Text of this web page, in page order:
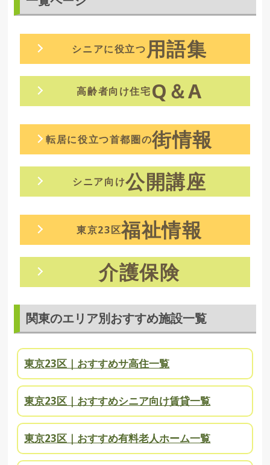
シニアに役立つ用語集
高齢者向け住宅Q＆A
転居に役立つ首都圏の街情報
シニア向け公開講座
東京23区福祉情報
介護保険
関東のエリア別おすすめ施設一覧
東京23区｜おすすめサ高住一覧
東京23区｜おすすめシニア向け賃貸一覧
東京23区｜おすすめ有料老人ホーム一覧